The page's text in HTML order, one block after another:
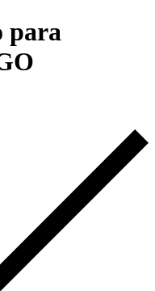
para